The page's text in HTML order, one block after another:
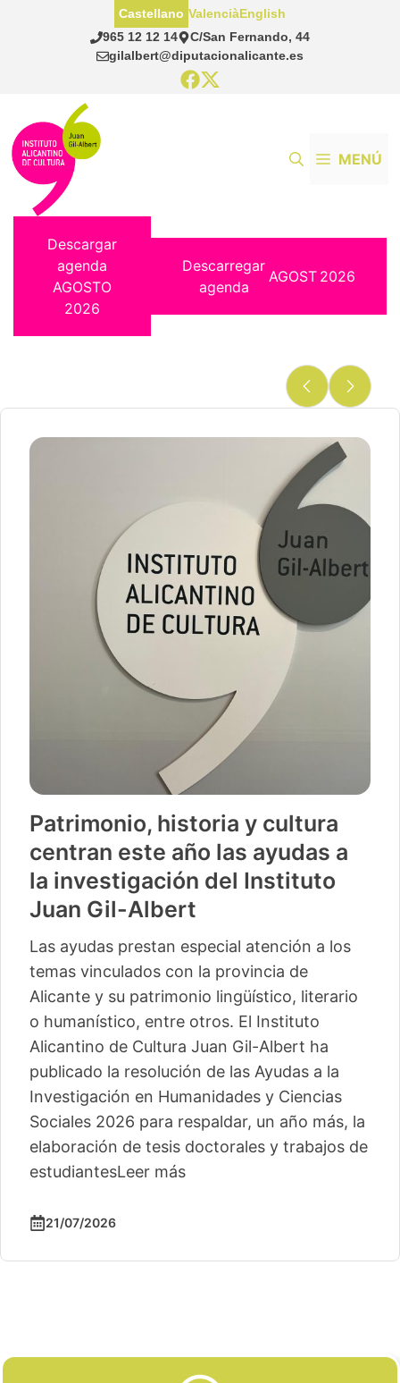
965 12 12 14
C/San Fernando, 44
gilalbert@diputacionalicante.es
Castellano ValenciàEnglish
MENÚ
Descargar
agenda
AGOSTO
2026
Descarregar
agenda
AGOST 2026
Patrimonio, historia y cultura
centran este año las ayudas a
la investigación del Instituto
Juan Gil-Albert
Las ayudas prestan especial atención a los
temas vinculados con la provincia de
Alicante y su patrimonio lingüístico, literario
o humanístico, entre otros. El Instituto
Alicantino de Cultura Juan Gil-Albert ha
publicado la resolución de las Ayudas a la
Investigación en Humanidades y Ciencias
Sociales 2026 para respaldar, un año más, la
elaboración de tesis doctorales y trabajos de
estudiantesLeer más
21/07/2026